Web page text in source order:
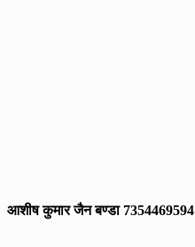
आशीष कुमार जैन बण्डा 7354469594